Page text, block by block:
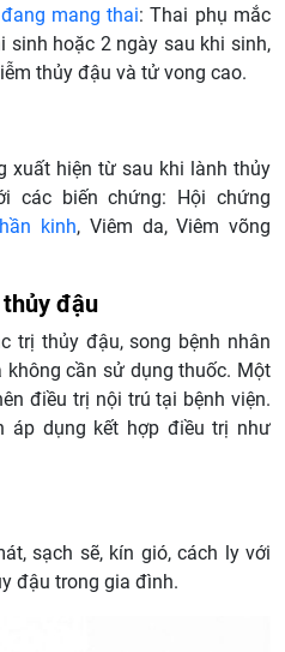
mang thai: Thai phụ mắc
hoặc 2 ngày sau khi sinh,
thủy đậu và tử vong cao.
xuất hiện từ sau khi lành thủy
các biến chứng: Hội chứng
kinh, Viêm da, Viêm võng
đậu
trị thủy đậu, song bệnh nhân
cần sử dụng thuốc. Một
điều trị nội trú tại bệnh viện.
áp dụng kết hợp điều trị như
sạch sẽ, kín gió, cách ly với
đậu trong gia đình.